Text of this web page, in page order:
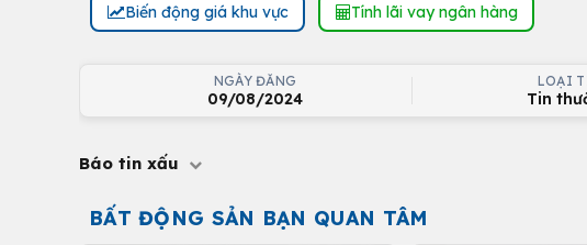
Biến động giá khu vực Tính lãi vay ngân hàng
NGÀY ĐĂNG
09/08/2024
LOẠI
Tin
Báo tin xấu
BẤT ĐỘNG SẢN BẠN QUAN TÂM